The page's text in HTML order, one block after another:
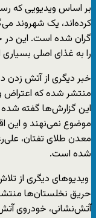
بر اساس ویدیویی که
گران شده است. این در
را به غذای اصلی
خبر دیگری از آتش زدن
منتشر شده که اعتراض
این گزارش‌ها گفته
موضوع نمی‌نهند و این
معدن طلای تفتان،
شده است.
ویدیوهای دیگری از
حریق نخلستان‌ها
آتش‌نشانی، خودروی